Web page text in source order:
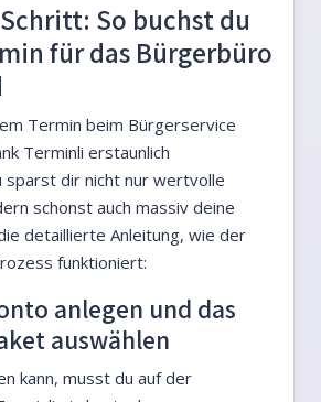
So buchst du
für das Bürgerbüro
Termin beim Bürgerservice
Terminli erstaunlich
sparst dir nicht nur wertvolle
schonst auch massiv deine
detaillierte Anleitung, wie der
funktioniert:
anlegen und das
auswählen
kann, musst du auf der